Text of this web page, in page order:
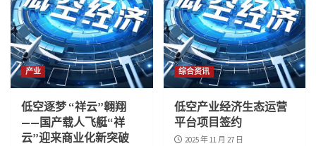
产业
低空逐梦 “祥云”翱翔
——国产载人飞艇“祥
云”迎来商业化新突破
综合资讯
低空产业经济生态运营
平台项目签约
2025 年 11 月 27 日